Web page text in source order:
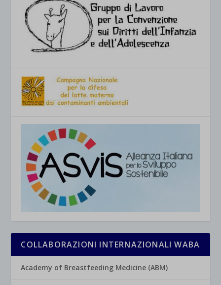
COLLABORAZIONI INTERNAZIONALI WABA
Academy of Breastfeeding Medicine (ABM)